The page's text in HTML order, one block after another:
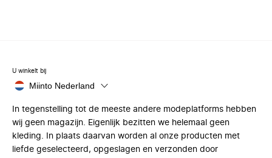
U winkelt bij
Miinto Nederland
In tegenstelling tot de meeste andere modeplatforms hebben
wij geen magazijn. Eigenlijk bezitten we helemaal geen
kleding. In plaats daarvan worden al onze producten met
liefde geselecteerd, opgeslagen en verzonden door